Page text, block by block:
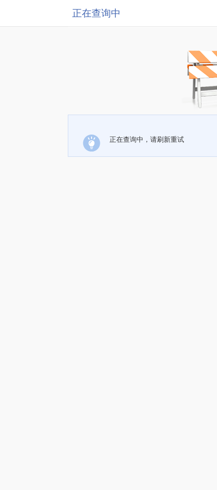
正在查询中
正在查询中，请刷新重试